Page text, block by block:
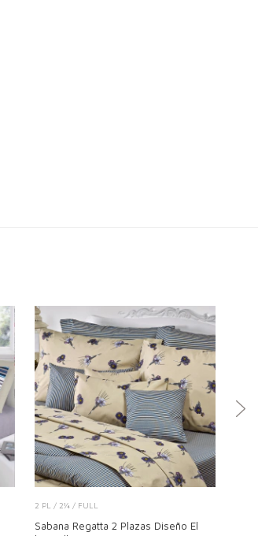
2 PL / 2¼ / FULL
Sabana Regatta 2 Plazas Diseño El